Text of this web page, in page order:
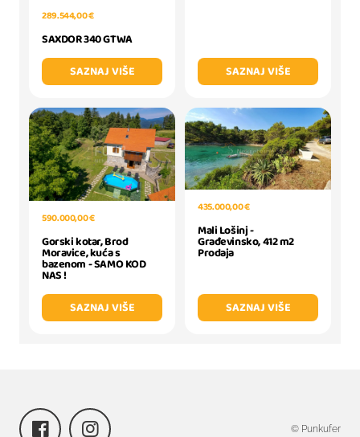
289.544,00 €
SAXDOR 340 GTWA
SAZNAJ VIŠE
SAZNAJ VIŠE
590.000,00 €
Gorski kotar, Brod
Moravice, kuća s
bazenom - SAMO KOD
NAS !
SAZNAJ VIŠE
435.000,00 €
Mali Lošinj -
Građevinsko, 412 m2
Prodaja
SAZNAJ VIŠE
© Punkufer